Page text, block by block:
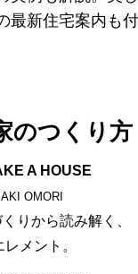
最新住宅案内も
のつくり方
A HOUSE
OMORI
りから読み解く、
メント。